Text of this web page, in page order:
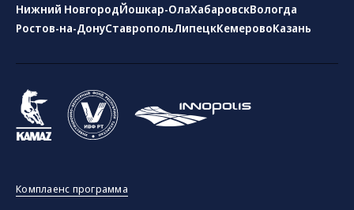
Нижний НовгородЙошкар-ОлаХабаровскВологда
Ростов-на-ДонуСтавропольЛипецкКемеровоКазань
Комплаенс программа